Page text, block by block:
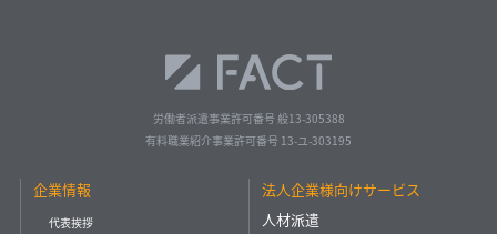
労働者派遣事業許可番号 般13-305388
有料職業紹介事業許可番号 13-ユ-303195
企業情報
代表挨拶
法人企業様向けサービス
人材派遣